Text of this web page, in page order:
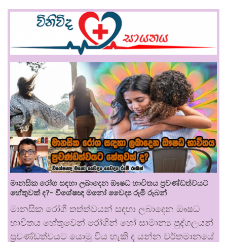
මානසික රෝග සඳහා ලබාදෙන ඖෂධ භාවිතය ප්‍රචණ්ඩත්වයට
හේතුවක් ද?- විශේෂඥ මනෝ වෛද්‍ය රූමි රූබන්
මානසික රෝගී තත්ත්වයන් සඳහා ලබාදෙන ඖෂධ
භාවිතය හේතුවෙන් රෝගීන් හෝ සාමාන්‍ය පුද්ගලයන්
ප්‍රචණ්ඩත්වයට යොමු විය හැකි ද යන්න වර්තමානයේ